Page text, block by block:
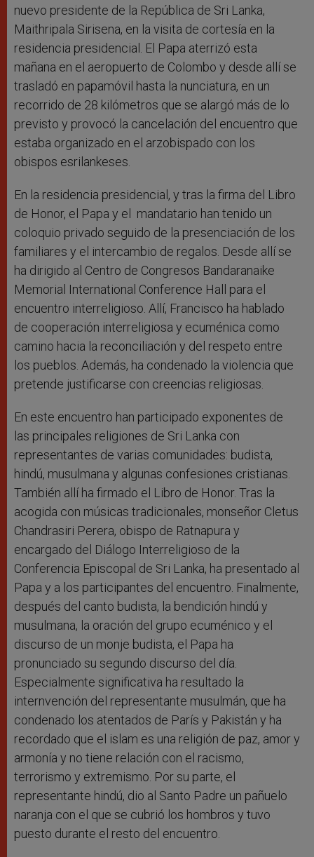
nuevo presidente de la República de Sri Lanka,
Maithripala Sirisena, en la visita de cortesía en la
residencia presidencial. El Papa aterrizó esta
mañana en el aeropuerto de Colombo y desde allí se
trasladó en papamóvil hasta la nunciatura, en un
recorrido de 28 kilómetros que se alargó más de lo
previsto y provocó la cancelación del encuentro que
estaba organizado en el arzobispado con los
obispos esrilankeses.
En la residencia presidencial, y tras la firma del Libro
de Honor, el Papa y el mandatario han tenido un
coloquio privado seguido de la presenciación de los
familiares y el intercambio de regalos. Desde allí se
ha dirigido al Centro de Congresos Bandaranaike
Memorial International Conference Hall para el
encuentro interreligioso. Allí, Francisco ha hablado
de cooperación interreligiosa y ecuménica como
camino hacia la reconciliación y del respeto entre
los pueblos. Además, ha condenado la violencia que
pretende justificarse con creencias religiosas.
En este encuentro han participado exponentes de
las principales religiones de Sri Lanka con
representantes de varias comunidades: budista,
hindú, musulmana y algunas confesiones cristianas.
También allí ha firmado el Libro de Honor. Tras la
acogida con músicas tradicionales, monseñor Cletus
Chandrasiri Perera, obispo de Ratnapura y
encargado del Diálogo Interreligioso de la
Conferencia Episcopal de Sri Lanka, ha presentado al
Papa y a los participantes del encuentro. Finalmente,
después del canto budista, la bendición hindú y
musulmana, la oración del grupo ecuménico y el
discurso de un monje budista, el Papa ha
pronunciado su segundo discurso del día.
Especialmente significativa ha resultado la
internvención del representante musulmán, que ha
condenado los atentados de París y Pakistán y ha
recordado que el islam es una religión de paz, amor y
armonía y no tiene relación con el racismo,
terrorismo y extremismo. Por su parte, el
representante hindú, dio al Santo Padre un pañuelo
naranja con el que se cubrió los hombros y tuvo
puesto durante el resto del encuentro.